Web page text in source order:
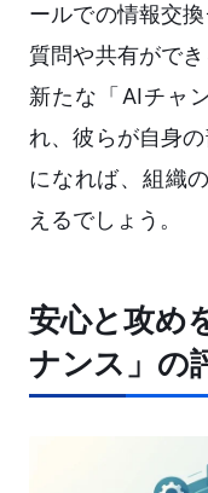
ールでの情報交
質問や共有がで
新たな「AIチャ
れ、彼らが自身
になれば、組織
えるでしょう。
安心と攻め
ナンス」の